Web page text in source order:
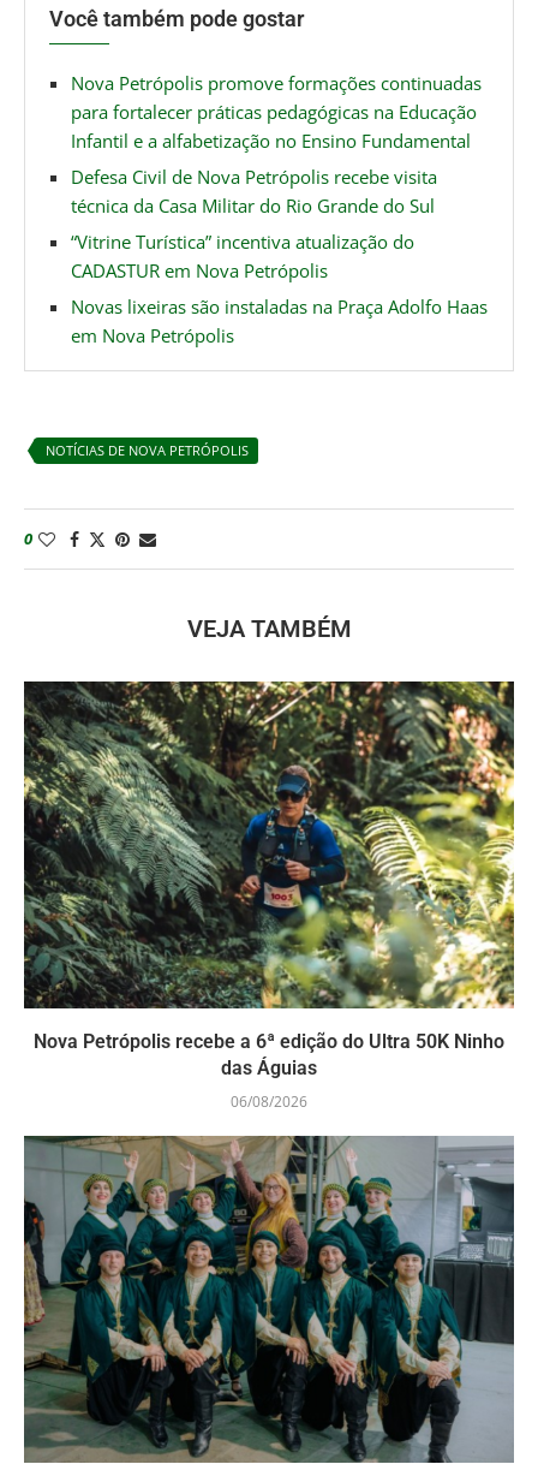
Você também pode gostar
Nova Petrópolis promove formações continuadas
para fortalecer práticas pedagógicas na Educação
Infantil e a alfabetização no Ensino Fundamental
Defesa Civil de Nova Petrópolis recebe visita
técnica da Casa Militar do Rio Grande do Sul
“Vitrine Turística” incentiva atualização do
CADASTUR em Nova Petrópolis
Novas lixeiras são instaladas na Praça Adolfo Haas
em Nova Petrópolis
NOTÍCIAS DE NOVA PETRÓPOLIS
0
VEJA TAMBÉM
Nova Petrópolis recebe a 6ª edição do Ultra 50K Ninho
das Águias
06/08/2026